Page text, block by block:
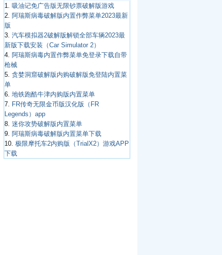
1. 吸油记免广告版无限钞票破解版游戏
2.
阿瑞斯病毒破解版内置作弊菜单2023最新
版
3. 汽车模拟器2破解版解锁全部车辆2023最
新版下载安装（Car Simulator 2）
4.
阿瑞斯病毒内置作弊菜单免登录下载自带
枪械
5. 贪婪洞窟破解版内购破解版免登陆内置菜
单
6. 地铁跑酷牛津内购版内置菜单
7.
FR传奇无限金币版汉化版（FR
Legends）app
8. 迷你攻势破解版内置菜单
9.
阿瑞斯病毒破解版内置菜单下载
10. 极限摩托车2内购版（TrialX2）游戏APP
下载